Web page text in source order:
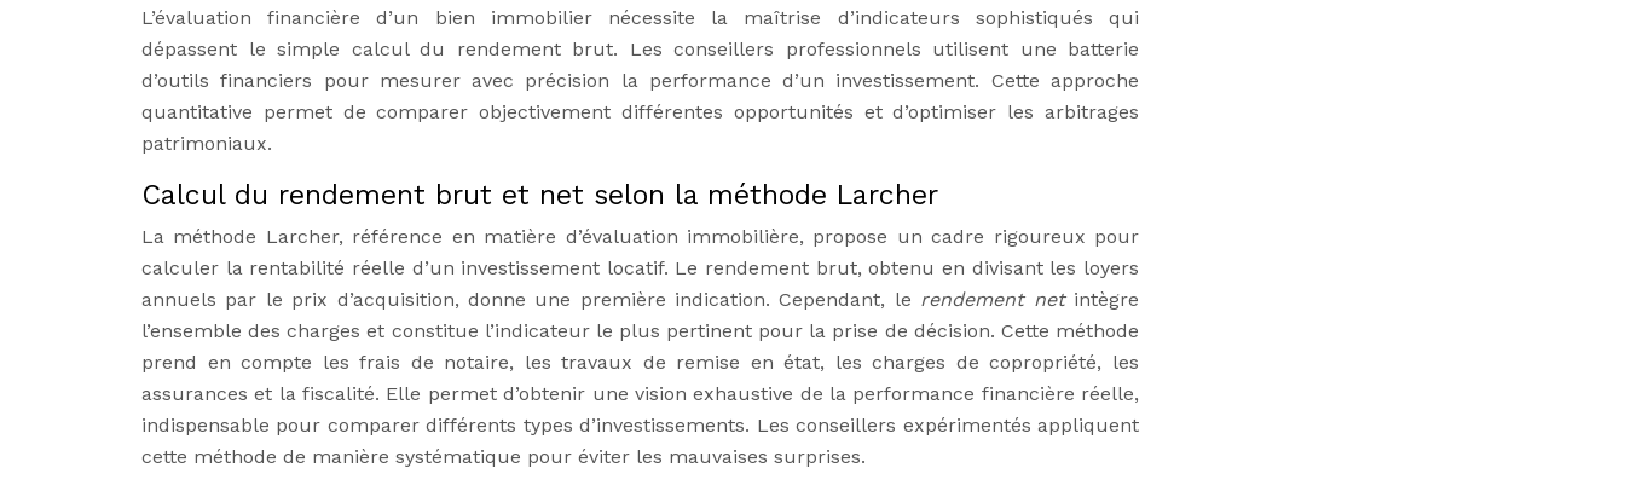
L’évaluation financière d’un bien immobilier nécessite la maîtrise d’indicateurs sophistiqués qui
dépassent le simple calcul du rendement brut. Les conseillers professionnels utilisent une batterie
d’outils financiers pour mesurer avec précision la performance d’un investissement. Cette approche
quantitative permet de comparer objectivement différentes opportunités et d’optimiser les arbitrages
patrimoniaux.
Calcul du rendement brut et net selon la méthode Larcher
La méthode Larcher, référence en matière d’évaluation immobilière, propose un cadre rigoureux pour
calculer la rentabilité réelle d’un investissement locatif. Le rendement brut, obtenu en divisant les loyers
annuels par le prix d’acquisition, donne une première indication. Cependant, le rendement net intègre
l’ensemble des charges et constitue l’indicateur le plus pertinent pour la prise de décision. Cette méthode
prend en compte les frais de notaire, les travaux de remise en état, les charges de copropriété, les
assurances et la fiscalité. Elle permet d’obtenir une vision exhaustive de la performance financière réelle,
indispensable pour comparer différents types d’investissements. Les conseillers expérimentés appliquent
cette méthode de manière systématique pour éviter les mauvaises surprises.